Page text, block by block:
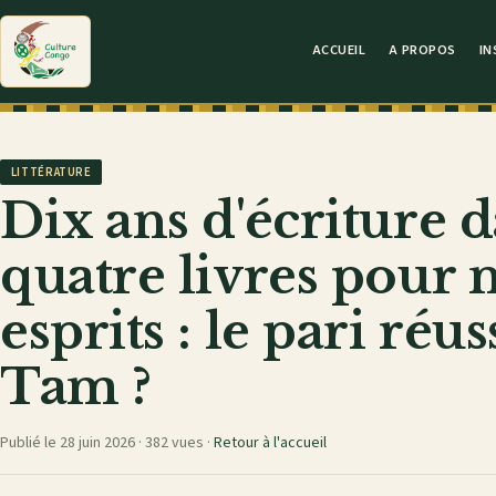
ACCUEIL A PROPOS
LITTÉRATURE
Dix ans d'écriture
quatre livres pour
esprits : le pari
Tam ?
Publié le 28 juin 2026 · 382 vues · Retour à l'accueil